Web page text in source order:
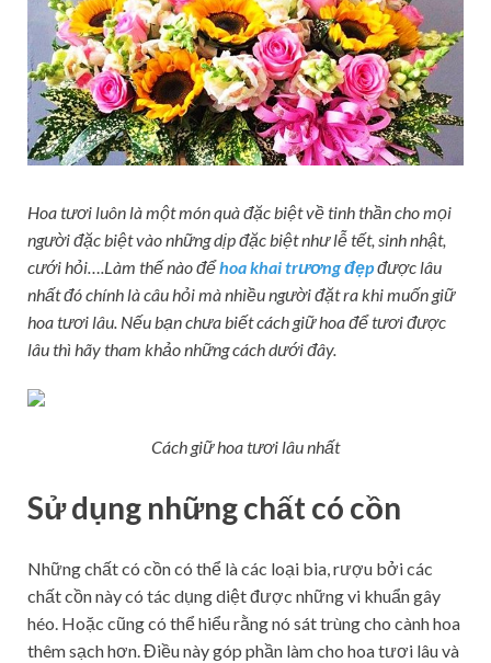
Hoa tươi luôn là một món quà đặc biệt về tinh thần cho mọi
người đặc biệt vào những dịp đặc biệt như lễ tết, sinh nhật,
cưới hỏi….Làm thế nào đểhoa khai trương đẹpđược lâu
nhất đó chính là câu hỏi mà nhiều người đặt ra khi muốn giữ
hoa tươi lâu. Nếu bạn chưa biết cách giữ hoa để tươi được
lâu thì hãy tham khảo những cách dưới đây.
Cách giữ hoa tươi lâu nhất
Sử dụng những chất có cồn
Những chất có cồn có thể là các loại bia, rượu bởi các
chất cồn này có tác dụng diệt được những vi khuẩn gây
héo. Hoặc cũng có thể hiểu rằng nó sát trùng cho cành hoa
thêm sạch hơn. Điều này góp phần làm cho hoa tươi lâu và